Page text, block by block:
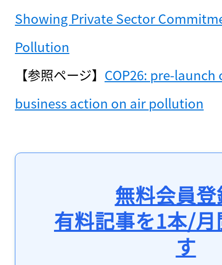
Showing Private Sector
Pollution
【参照ページ】 COP26: pre-
business action on air pollution
無料会員
有料記事を1本/
す